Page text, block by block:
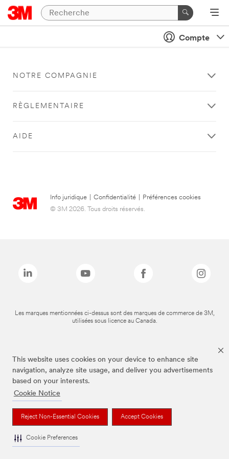
This website uses cookies on your device to enhance site
navigation, analyze site usage, and deliver you advertisements
based on your interests.
Cookie Notice
Reject Non-Essential Cookies Accept Cookies
Cookie Preferences
Compte
NOTRE COMPAGNIE
RÈGLEMENTAIRE
AIDE
Info juridique Confidentialité
Préférences cookies
© 3M 2026. Tous droits réservés.
Les marques mentionnées ci-dessus sont des marques de commerce de 3M,
utilisées sous licence au Canada.